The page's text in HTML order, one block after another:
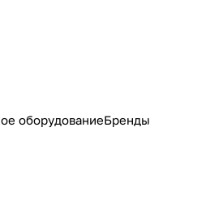
оборудованиеБренды